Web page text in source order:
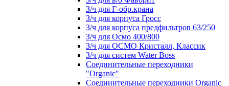
З/ч для Г-обр.крана
З/ч для корпуса Гросс
З/ч для корпуса предфильтров 63/250
З/ч для Осмо 400/800
З/ч для ОСМО Кристалл, Классик
З/ч для систем Water Boss
Соединительные переходники
"Organic"
Соединительные переходники Organic